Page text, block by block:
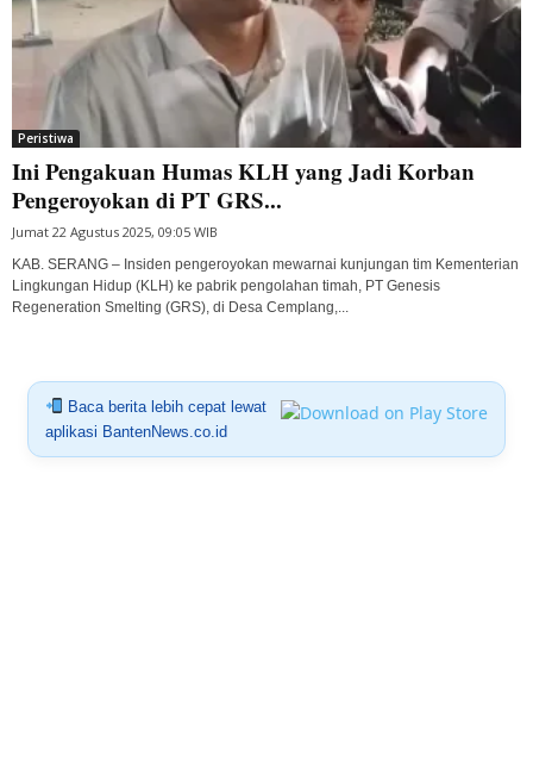
Peristiwa
Ini Pengakuan Humas KLH yang Jadi Korban
Pengeroyokan di PT GRS...
Jumat 22 Agustus 2025, 09:05 WIB
KAB. SERANG – Insiden pengeroyokan mewarnai kunjungan tim Kementerian
Lingkungan Hidup (KLH) ke pabrik pengolahan timah, PT Genesis
Regeneration Smelting (GRS), di Desa Cemplang,...
Baca berita lebih cepat lewat
aplikasi BantenNews.co.id